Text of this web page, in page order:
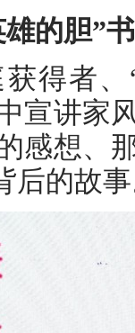
的胆”
得者、
宣讲家
感想、
后的故